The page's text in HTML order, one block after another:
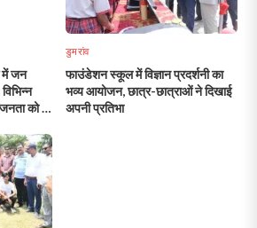
में जन
को दी
डुमरांव
फाउंडेशन स्कूल में विज्ञान प्रदर्शनी का
भव्य आयोजन, छात्र-छात्राओं ने दिखाई
अपनी प्रतिभा